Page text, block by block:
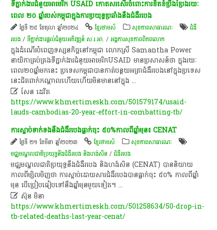
​ទីភ្នាក់ងារ​ជំនួយ​អា​មេ​រិ​ក​ USAID​ កោតសរសើរ​ចំពោះ​ការ​ខិតខំ​ប្រឹងប្រែង​រយៈ
ពេល​ ២០​ ឆ្នាំ​របស់​កម្ពុជា​ក្នុង​ការ​ប្រយុទ្ធ​ប្រឆាំង​នឹង​ជំងឺរបេង​
ថ្ងៃទី ២៥ ខែតុលា ឆ្នាំ២០២៤ ខ្មែរថាមស៍ សុខ​ភាព​សា​ធា​រណៈ
ជំងឺ
របេង /ទីភ្នាក់ងារ​ផ្តល់​ជំនួយ​អភិវឌ្ឍន៍​ ស.រ.អា./អង្គការសុខភាពពិភពលោក
​ក្នុង​ដំណើរ​បំពេញ​ទស្សនកិច្ច​នៅ​កម្ពុជា​ លោកស្រី​ Samantha​ Power​
នាយិកា​គ្រប់គ្រង​ទីភ្នាក់ងារ​ជំនួយ​អា​មេ​រិ​ក​USAID​ មាន​ប្រសាសន៍​ថា​ ក្នុង​រយៈ
ពេល​២០​ឆ្នាំ​មកនេះ​ ប្រទេស​កម្ពុជា​បាន​កាត់​បន្ថយ​អត្រា​ជំងឺរបេង​នៅ​ក្នុង​ប្រទេស​
នេះ​ជិត​ពាក់កណ្តាល​ហើយ​ហើយ​មិន​មាននៅ​ក្នុង...
 សែន ដេវិត
https://www.khmertimeskh.com/501579174/usaid-
lauds-cambodias-20-year-effort-in-combatting-tb/
​ការ​ស្លាប់​ទាក់ទង​នឹង​ជំងឺរបេង​ធ្លាក់​ចុះ​ ៥០%​កាលពី​ឆ្នាំ​មុន​៖​ CENAT
ថ្ងៃទី ២១ ខែមីនា ឆ្នាំ២០២៣ ខ្មែរថាមស៍
សុខ​ភាព​សា​ធា​រណៈ
មជ្ឈមណ្ឌលជាតិប្រយុទ្ធនឹងជំងឺរបេង និងហង់សិន /ជំងឺរបេង
មជ្ឈមណ្ឌលជាតិប្រយុទ្ធនឹងជំងឺរបេង និងហង់សិន​ (CENAT)​ បាន​និយាយ​
កាលពី​ម្សិលមិញ​ថា​ ការ​ស្លាប់​ដោយសារ​ជំងឺរបេង​បាន​ធ្លាក់​ចុះ​ ៥០%​ កាលពី​ឆ្នាំ​
មុន​ បើ​ប្រៀបធៀប​ទៅ​នឹង​ឆ្នាំ​មុន​មួយទៀត​។​...
 សុ៊ន មិនា
https://www.khmertimeskh.com/501258634/50-drop-in-
tb-related-deaths-last-year-cenat/